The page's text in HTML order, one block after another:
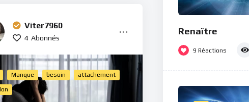
Viter7960
4 Abonnés
Manque besoin attachement
Renaître
9 Réactions